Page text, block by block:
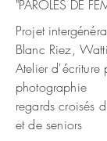
"PAROLES DE
Projet
Blanc Riez,
Atelier
photographie
regards croisés
et de seniors